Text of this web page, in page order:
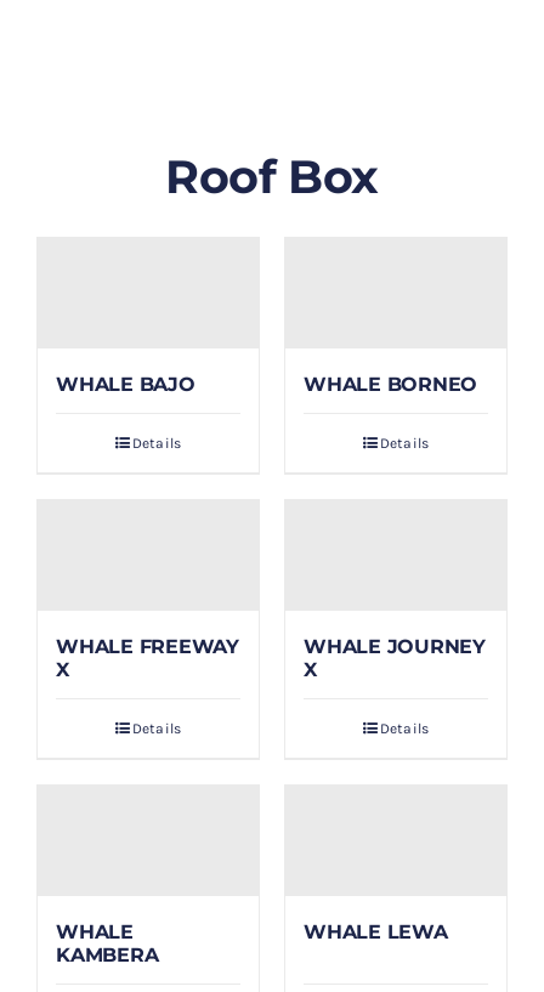
PAYMENT
Roof Box
WHALE BAJO
Details
WHALE BORNEO
Details
WHALE FREEWAY
X
Details
WHALE JOURNEY
X
Details
WHALE
KAMBERA
WHALE LEWA